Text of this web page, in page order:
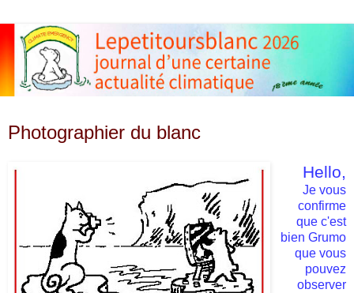
Photographier du blanc
Hello,
Je vous
confirme
que c'est
bien Grumo
que vous
pouvez
observer